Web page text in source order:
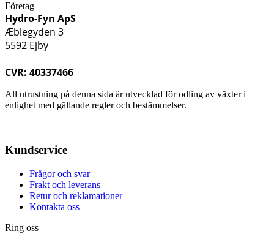
Företag
Hydro-Fyn ApS
Æblegyden 3
5592 Ejby
CVR: 40337466
All utrustning på denna sida är utvecklad för odling av växter i
enlighet med gällande regler och bestämmelser.
Kundservice
Frågor och svar
Frakt och leverans
Retur och reklamationer
Kontakta oss
Ring oss